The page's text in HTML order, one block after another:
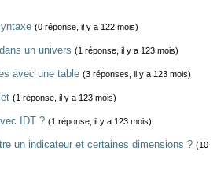
(0 réponse, il y a 122 mois)
un univers (1 réponse, il y a 123 mois)
avec une table (3 réponses, il y a 123 mois)
(1 réponse, il y a 123 mois)
IDT ? (1 réponse, il y a 123 mois)
un indicateur et certaines dimensions ? (10